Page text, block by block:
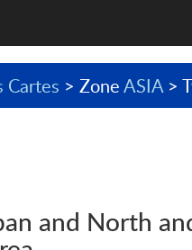
Cartes > ZoneASIA>
and North